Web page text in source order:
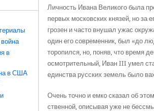
в
в США
Личность Ивана Великого была
первых московских князей, но за
грозен и часто внушал ужас
один его современник, был «до
торопился, но, поняв, что время
осмотрительный, Иван III умел
единства русских земель было
Очень точно и емко сказал об
ственной, описывая уже не